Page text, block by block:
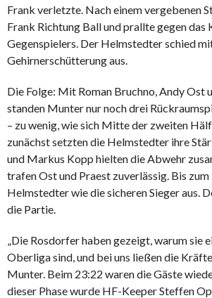
Frank verletzte. Nach einem vergebenen
Frank Richtung Ball und prallte gegen das
Gegenspielers. Der Helmstedter schied
Gehirnerschütterung aus.
Die Folge: Mit Roman Bruchno, Andy Ost
standen Munter nur noch drei
– zu wenig, wie sich Mitte der zweiten
zunächst setzten die Helmstedter ihre
und Markus Kopp hielten die Abwehr
trafen Ost und Praest zuverlässig. Bis zum
Helmstedter wie die sicheren Sieger aus.
die Partie.
„Die Rosdorfer haben gezeigt, warum sie
Oberliga sind, und bei uns ließen die Kräfte
Munter. Beim 23:22 waren die Gäste
dieser Phase wurde HF-Keeper Steffen